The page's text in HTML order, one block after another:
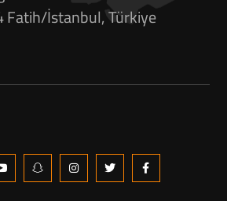
Fatih/İstanbul, Türkiye